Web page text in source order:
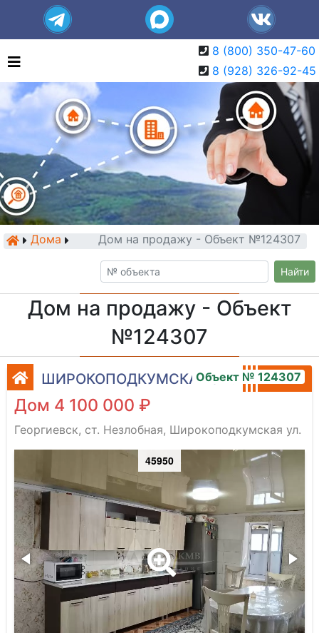
8 (800) 350-47-60
8 (928) 326-92-45
Дома Дом на продажу - Объект №124307
Найти
Дом на продажу - Объект
№124307
ШИРОКОПОДКУМСКАЯ УЛ.Объект № 124307
Дом 4 100 000 ₽
Георгиевск, ст. Незлобная, Широкоподкумская ул.
45950